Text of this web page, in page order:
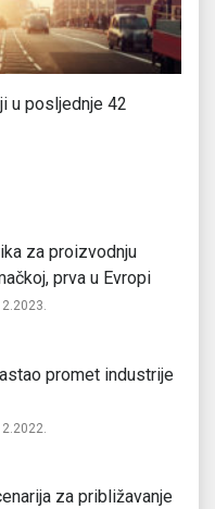
u posljednje 42
za proizvodnju
prva u Evropi
promet industrije
za približavanje